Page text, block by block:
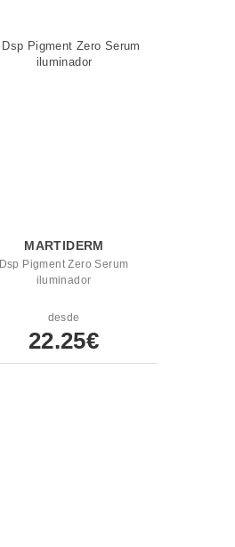
MARTIDERM
Dsp Pigment Zero Serum
iluminador
desde
22.25€